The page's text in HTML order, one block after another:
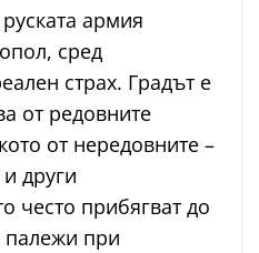
армия
сред
страх. Градът е
от редовните
от нередовните –
други
често прибягват до
палежи при